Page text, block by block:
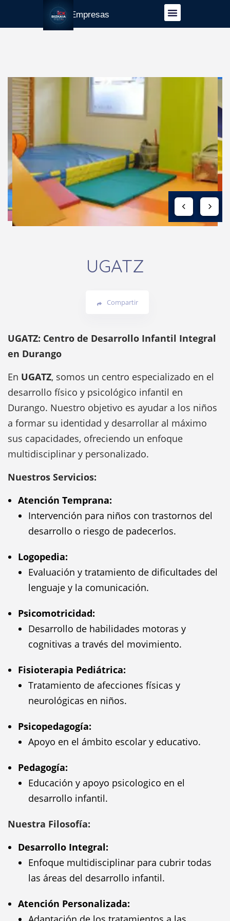
Guía Empresas
UGATZ
Compartir
UGATZ: Centro de Desarrollo Infantil Integral
en Durango
En UGATZ, somos un centro especializado en el
desarrollo físico y psicológico infantil en
Durango. Nuestro objetivo es ayudar a los niños
a formar su identidad y desarrollar al máximo
sus capacidades, ofreciendo un enfoque
multidisciplinar y personalizado.
Nuestros Servicios:
Atención Temprana:
Intervención para niños con trastornos del
desarrollo o riesgo de padecerlos.
Logopedia:
Evaluación y tratamiento de dificultades del
lenguaje y la comunicación.
Psicomotricidad:
Desarrollo de habilidades motoras y
cognitivas a través del movimiento.
Fisioterapia Pediátrica:
Tratamiento de afecciones físicas y
neurológicas en niños.
Psicopedagogía:
Apoyo en el ámbito escolar y educativo.
Pedagogía:
Educación y apoyo psicologico en el
desarrollo infantil.
Nuestra Filosofía:
Desarrollo Integral:
Enfoque multidisciplinar para cubrir todas
las áreas del desarrollo infantil.
Atención Personalizada: